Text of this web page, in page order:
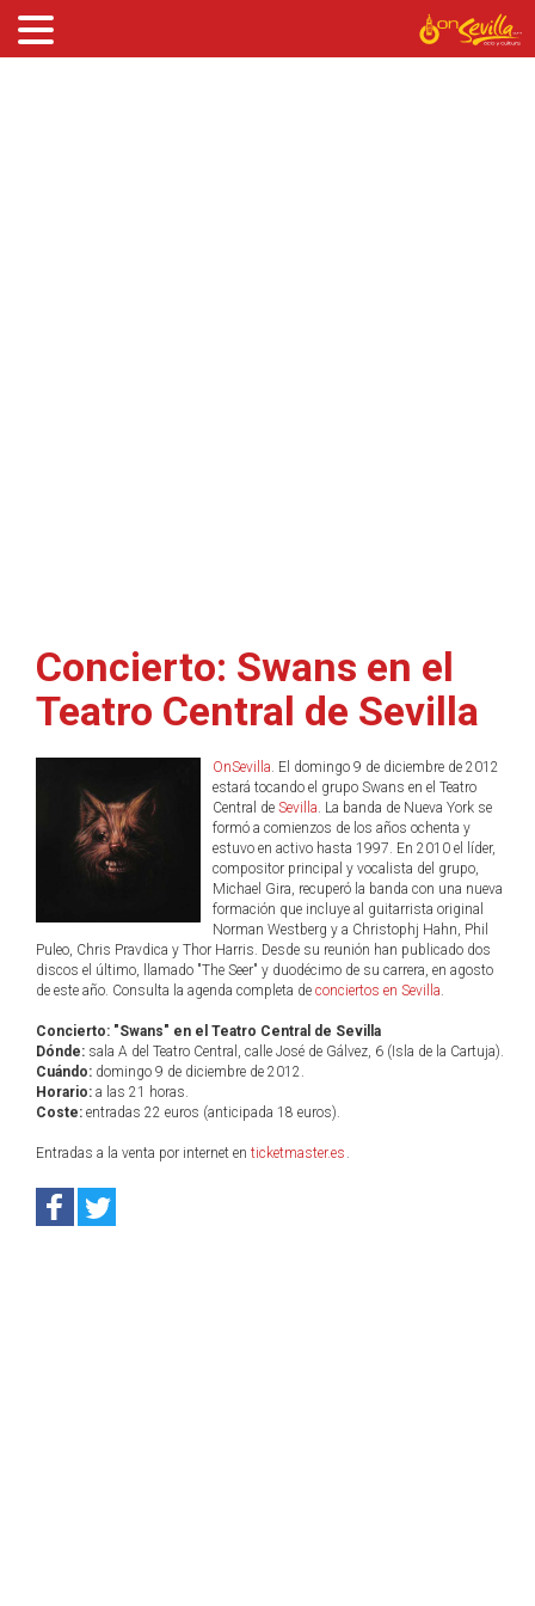
Concierto: Swans en el
Teatro Central de Sevilla
OnSevilla. El domingo 9 de diciembre de 2012
estará tocando el grupo Swans en el Teatro
Central de Sevilla. La banda de Nueva York se
formó a comienzos de los años ochenta y
estuvo en activo hasta 1997. En 2010 el líder,
compositor principal y vocalista del grupo,
Michael Gira, recuperó la banda con una nueva
formación que incluye al guitarrista original
Norman Westberg y a Christophj Hahn, Phil
Puleo, Chris Pravdica y Thor Harris. Desde su reunión han publicado dos
discos el último, llamado "The Seer" y duodécimo de su carrera, en agosto
de este año. Consulta la agenda completa de conciertos en Sevilla.
Concierto: "Swans" en el Teatro Central de Sevilla
Dónde: sala A del Teatro Central, calle José de Gálvez, 6 (Isla de la Cartuja).
Cuándo: domingo 9 de diciembre de 2012.
Horario: a las 21 horas.
Coste: entradas 22 euros (anticipada 18 euros).
Entradas a la venta por internet en ticketmaster.es .